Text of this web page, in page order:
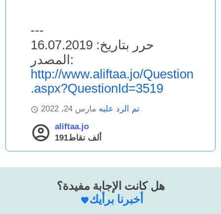
---
حرر بتاريخ: 16.07.2019
المصدر:
http://www.aliftaa.jo/Question
.aspx?QuestionId=3519
تم الرد عليه مارس 24، 2022
aliftaa.jo
191ألف نقاط
هل كانت الإجابة مفيدة؟
أخبرنا برأيك